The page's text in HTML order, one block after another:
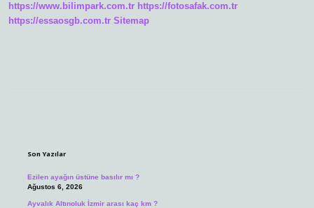
https://www.bilimpark.com.tr https://fotosafak.com.tr
https://essaosgb.com.tr Sitemap
Son Yazılar
Ezilen ayağın üstüne basılır mı ?
Ağustos 6, 2026
Ayvalık Altınoluk İzmir arası kaç km ?